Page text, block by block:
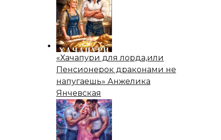
«Хачапури для лорда,или
Пенсионерок драконами не
напугаешь» Анжелика
Янчевская